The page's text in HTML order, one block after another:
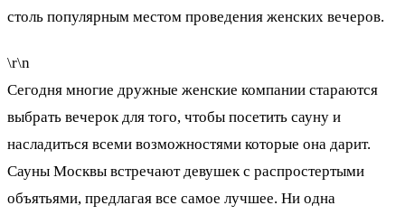
столь популярным местом проведения женских вечеров.
\r\n
Сегодня многие дружные женские компании стараются
выбрать вечерок для того, чтобы посетить сауну и
насладиться всеми возможностями которые она дарит.
Сауны Москвы встречают девушек с распростертыми
объятьями, предлагая все самое лучшее. Ни одна